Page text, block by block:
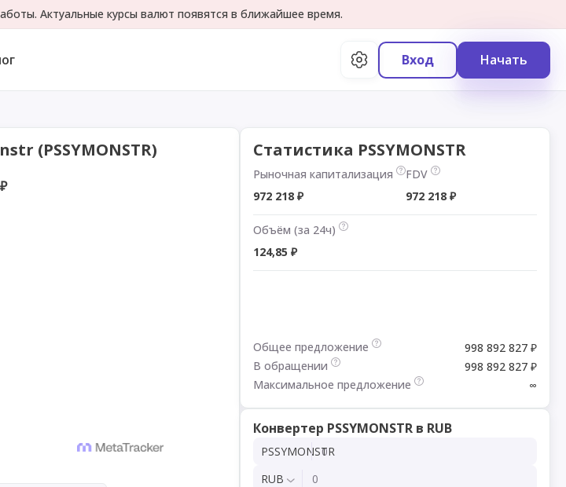
Актуальные курсы валют появятся в ближайшее время.
Вход Начать
(PSSYMONSTR) Статистика PSSYMONSTR
Рыночная капитализация
972 218 ₽
FDV
972 218 ₽
Объём (за 24ч)
124,85 ₽
Общее предложение
998 892 827 ₽
В обращении
998 892 827 ₽
Максимальное предложение
∞
Конвертер PSSYMONSTR в RUB
PSSYMONSTR
RUB